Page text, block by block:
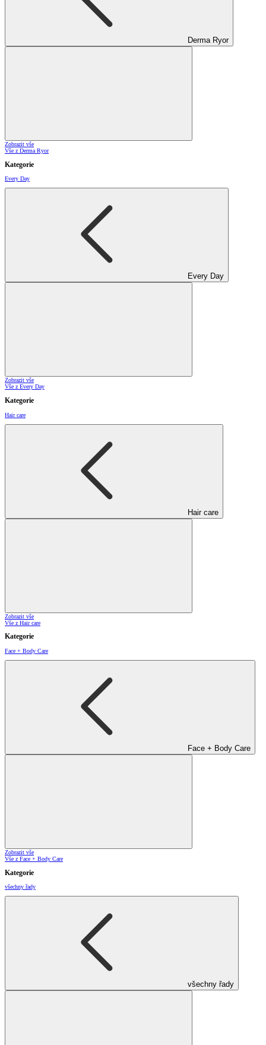
Derma Ryor
Zobrazit vše
Vše z Derma Ryor
Kategorie
Every Day
Every Day
Zobrazit vše
Vše z Every Day
Kategorie
Hair care
Hair care
Zobrazit vše
Vše z Hair care
Kategorie
Face + Body Care
Face + Body Care
Zobrazit vše
Vše z Face + Body Care
Kategorie
všechny řady
všechny řady